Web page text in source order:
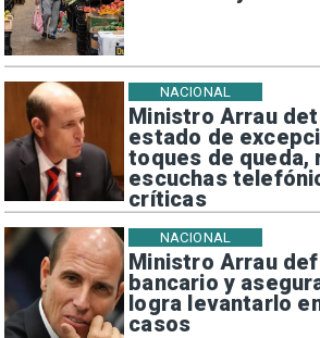
Ministro Arrau
estado de
toques de queda,
escuchas
críticas
NACIONAL
Ministro Arrau
bancario y
logra levantarlo
casos
NACIONAL